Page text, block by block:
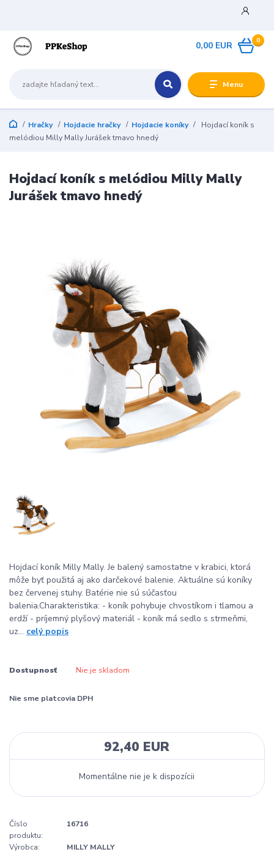
Menu
0
0,00 EUR
Hračky Hojdacie hračky Hojdacie koníky
Hojdací koník s
melódiou Milly Mally Jurášek tmavo hnedý
Hojdací koník s melódiou Milly Mally
Jurášek tmavo hnedý
Hojdací koník Milly Mally. Je balený samostatne v krabici, ktorá
môže byť použitá aj ako darčekové balenie. Aktuálne sú koníky
bez červenej stuhy. Batérie nie sú súčasťou
balenia.Charakteristika: - koník pohybuje chvostíkom i tlamou a
erdží - príjemný plyšový materiál - koník má sedlo s strmeňmi,
uz... celý popis
Dostupnosť Nie je skladom
Nie sme platcovia DPH
92,40 EUR
Momentálne nie je k dispozícii
Číslo
produktu:
16716
Výrobca:
MILLY MALLY